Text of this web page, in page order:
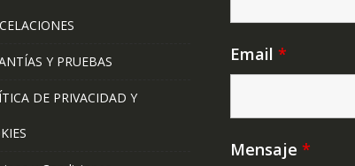
Y PRUEBAS
DE PRIVACIDAD Y
Email *
Mensaje *